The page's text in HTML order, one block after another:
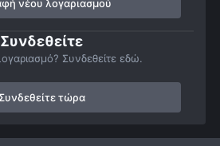
νέου λογαριασμού
Συνδεθείτε
Συνδεθείτε εδώ.
Συνδεθείτε τώρα